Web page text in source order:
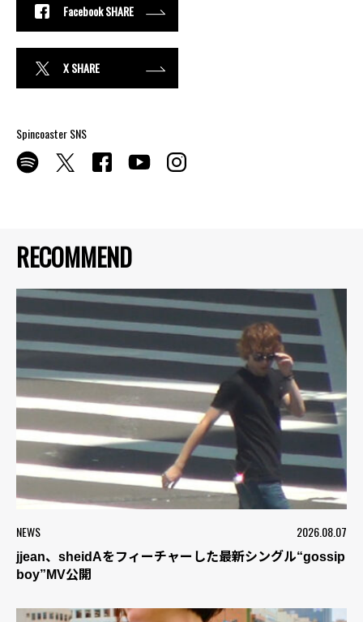
RECOMMEND
NEWS 2026.08.07
jjean、sheidAをフィーチャーした最新シングル“gossip
boy”MV公開
Facebook SHARE
X SHARE
Spincoaster SNS